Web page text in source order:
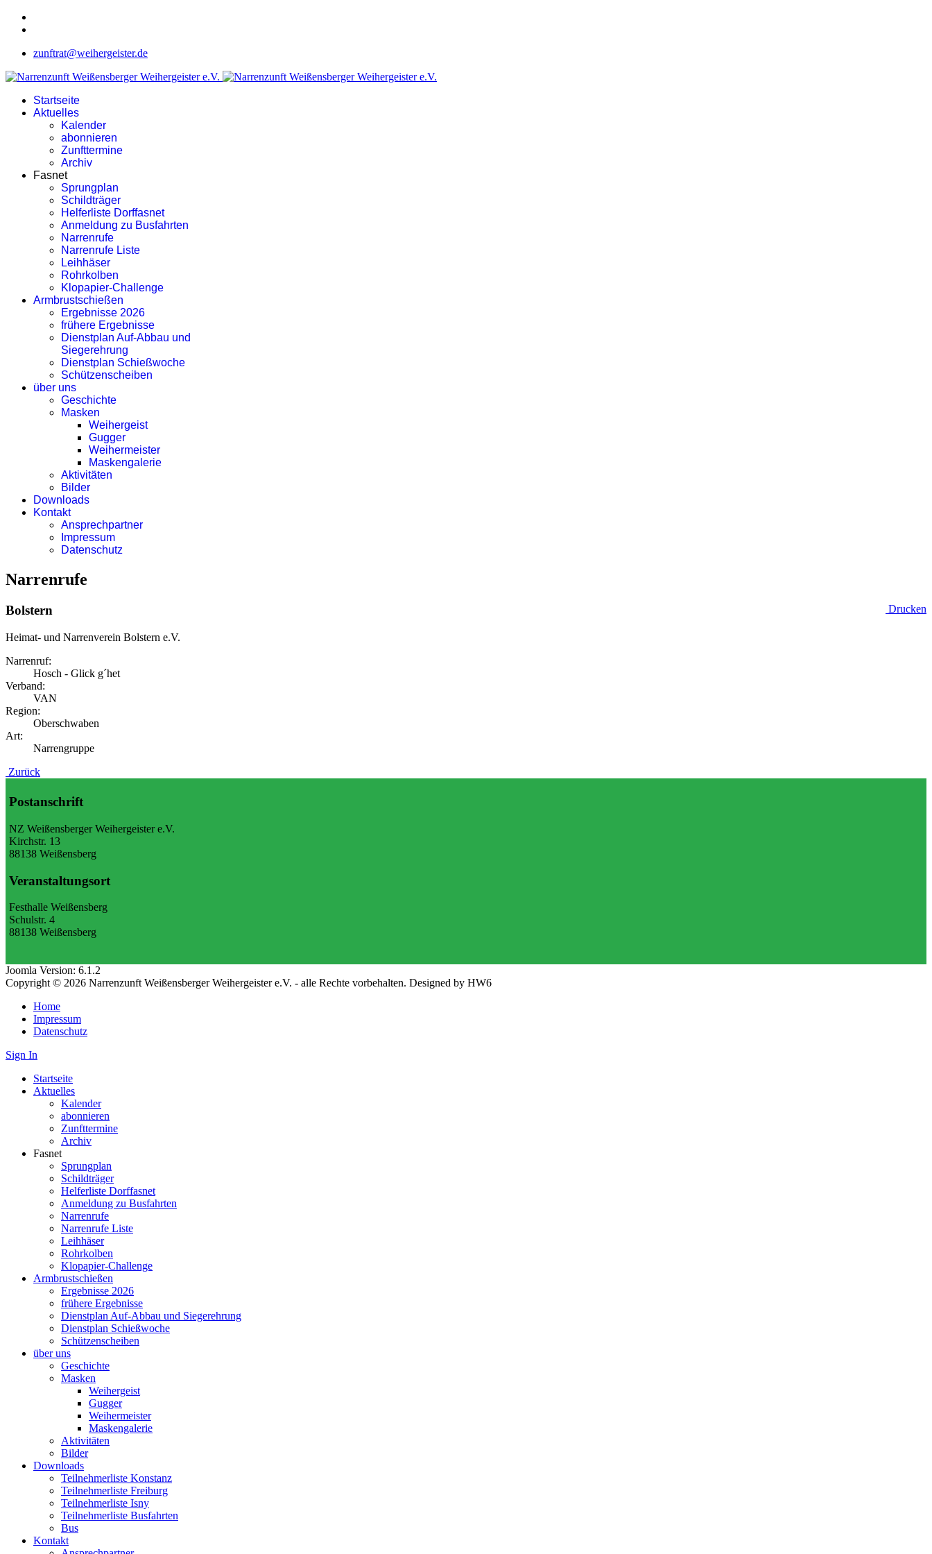
zunftrat@weihergeister.de
Startseite
Aktuelles
Kalender
abonnieren
Zunfttermine
Archiv
Fasnet
Sprungplan
Schildträger
Helferliste Dorffasnet
Anmeldung zu Busfahrten
Narrenrufe
Narrenrufe Liste
Leihhäser
Rohrkolben
Klopapier-Challenge
Armbrustschießen
Ergebnisse 2026
frühere Ergebnisse
Dienstplan Auf-Abbau und
Siegerehrung
Dienstplan Schießwoche
Schützenscheiben
über uns
Geschichte
Masken
Weihergeist
Gugger
Weihermeister
Maskengalerie
Aktivitäten
Bilder
Downloads
Kontakt
Ansprechpartner
Impressum
Datenschutz
Narrenrufe
Drucken
Bolstern
Heimat- und Narrenverein Bolstern e.V.
Narrenruf:
Hosch - Glick g´het
Verband:
VAN
Region:
Oberschwaben
Art:
Narrengruppe
Zurück
Postanschrift
NZ Weißensberger Weihergeister e.V.
Kirchstr. 13
88138 Weißensberg
Veranstaltungsort
Festhalle Weißensberg
Schulstr. 4
88138 Weißensberg
Joomla Version: 6.1.2
Copyright © 2026 Narrenzunft Weißensberger Weihergeister e.V. - alle Rechte vorbehalten. Designed by HW6
Home
Impressum
Datenschutz
Sign In
Startseite
Aktuelles
Kalender
abonnieren
Zunfttermine
Archiv
Fasnet
Sprungplan
Schildträger
Helferliste Dorffasnet
Anmeldung zu Busfahrten
Narrenrufe
Narrenrufe Liste
Leihhäser
Rohrkolben
Klopapier-Challenge
Armbrustschießen
Ergebnisse 2026
frühere Ergebnisse
Dienstplan Auf-Abbau und Siegerehrung
Dienstplan Schießwoche
Schützenscheiben
über uns
Geschichte
Masken
Weihergeist
Gugger
Weihermeister
Maskengalerie
Aktivitäten
Bilder
Downloads
Teilnehmerliste Konstanz
Teilnehmerliste Freiburg
Teilnehmerliste Isny
Teilnehmerliste Busfahrten
Bus
Kontakt